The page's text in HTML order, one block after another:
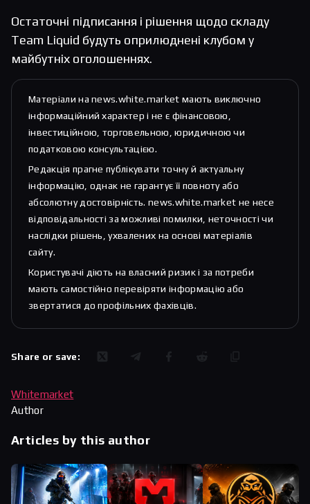
Остаточні підписання і рішення щодо складу
Team Liquid будуть оприлюднені клубом у
майбутніх оголошеннях.
Матеріали на news.white.market мають виключно
інформаційний характер і не є фінансовою,
інвестиційною, торговельною, юридичною чи
податковою консультацією.
Редакція прагне публікувати точну й актуальну
інформацію, однак не гарантує її повноту або
абсолютну достовірність. news.white.market не несе
відповідальності за можливі помилки, неточності чи
наслідки рішень, ухвалених на основі матеріалів
сайту.
Користувачі діють на власний ризик і за потреби
мають самостійно перевіряти інформацію або
звертатися до профільних фахівців.
Share or save:
Whitemarket
Author
Articles by this author